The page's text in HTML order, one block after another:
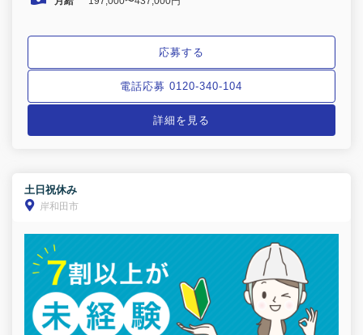
応募する
電話応募 0120-340-104
詳細を見る
土日祝休み
岸和田市